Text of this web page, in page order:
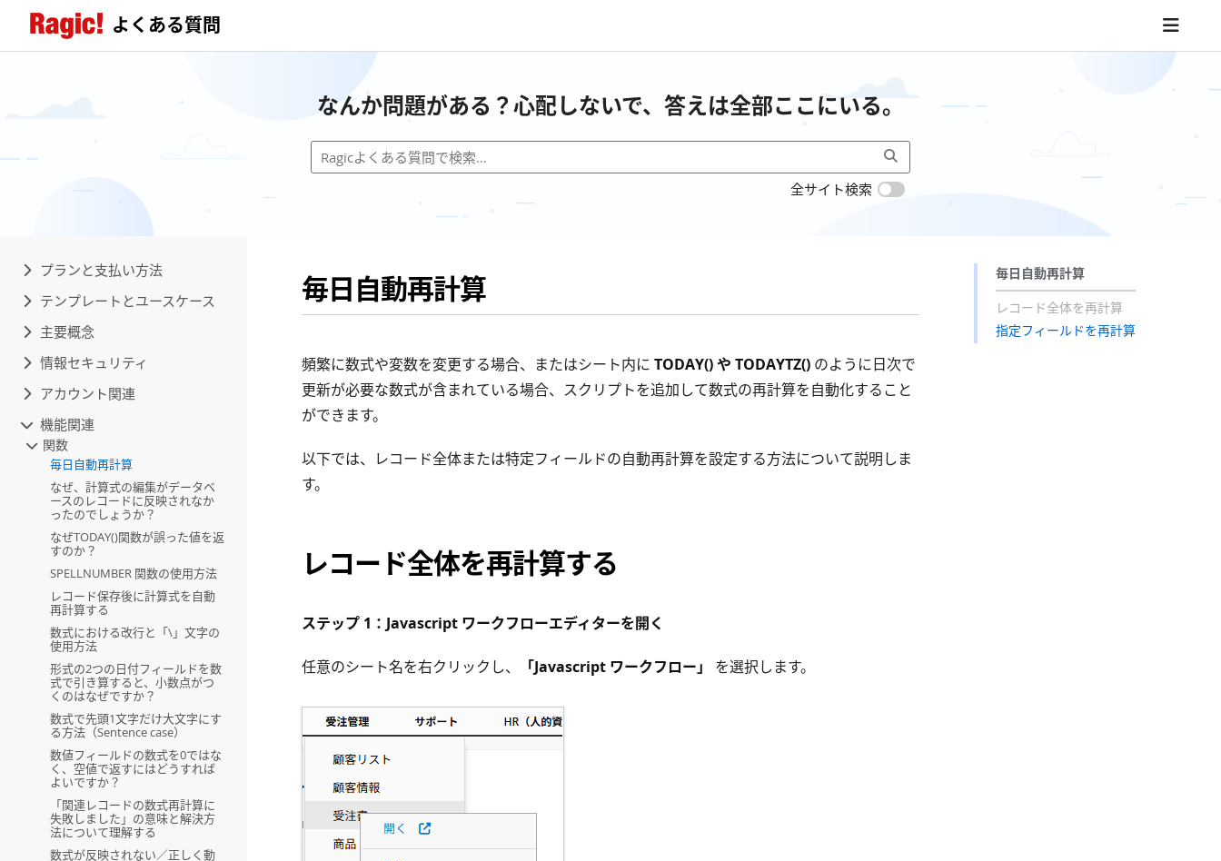
よくある質問
なんか問題がある？心配しないで、答えは全部ここにいる。
全サイト検索
プランと支払い方法
テンプレートとユースケース
主要概念
情報セキュリティ
アカウント関連
機能関連
関数
毎日自動再計算
なぜ、計算式の編集がデータベ
ースのレコードに反映されなか
ったのでしょうか？
なぜTODAY()関数が誤った値を返
すのか？
SPELLNUMBER 関数の使用方法
レコード保存後に計算式を自動
再計算する
数式における改行と「\」文字の
使用方法
形式の2つの日付フィールドを数
式で引き算すると、小数点がつ
くのはなぜですか？
数式で先頭1文字だけ大文字にす
る方法（Sentence case）
数値フィールドの数式を0ではな
く、空値で返すにはどうすれば
よいですか？
「関連レコードの数式再計算に
失敗しました」の意味と解決方
法について理解する
数式が反映されない／正しく動
毎日自動再計算
レコード全体を再計算
指定フィールドを再計算
毎日自動再計算
頻繁に数式や変数を変更する場合、またはシート内に TODAY() や TODAYTZ() のように日次で
更新が必要な数式が含まれている場合、スクリプトを追加して数式の再計算を自動化すること
ができます。
以下では、レコード全体または特定フィールドの自動再計算を設定する方法について説明しま
す。
レコード全体を再計算する
ステップ 1：Javascript ワークフローエディターを開く
任意のシート名を右クリックし、 「Javascript ワークフロー」 を選択します。